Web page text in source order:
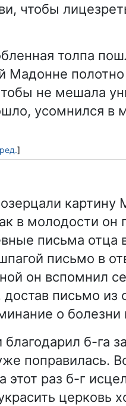
чтобы
толпа
полотно
не мешала
усомнился в
ред.]
в молодости он
письма отца
письмо в
он вспомнил
письмо
о болезни
б-га
поправилась.
этот раз б-г